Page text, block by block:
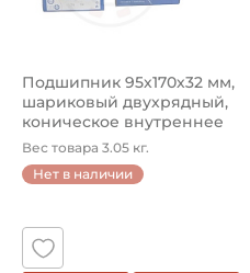
Подшипник 95х170х32 мм,
шариковый двухрядный,
коническое внутреннее
кол...
Вес товара 3.05 кг.
Нет в наличии